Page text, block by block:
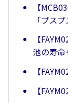
【
「プス
【
池の寿命
【
【